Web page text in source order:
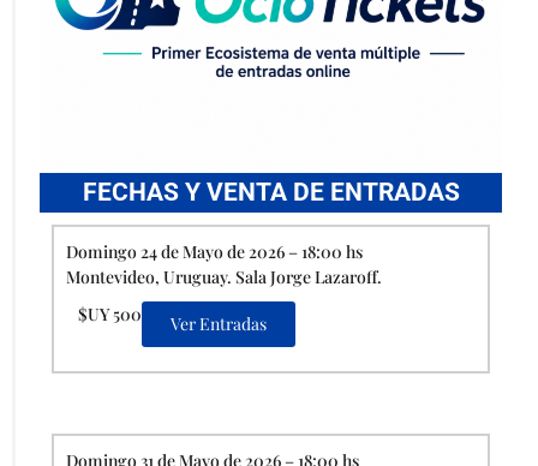
FECHAS Y VENTA DE ENTRADAS
Domingo 24 de Mayo de 2026 – 18:00 hs
Montevideo, Uruguay. Sala Jorge Lazaroff.
$UY 500
Ver Entradas
Domingo 31 de Mayo de 2026 – 18:00 hs